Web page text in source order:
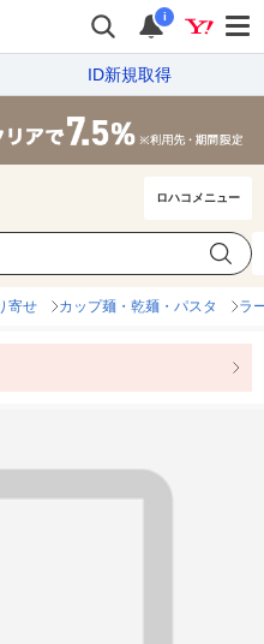
i
ID新規取得
ロハコメニュー
寄せ カップ麺・乾麺・パスタ ラ